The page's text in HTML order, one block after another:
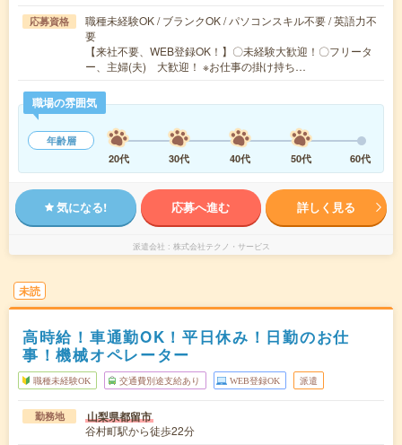
応募資格
職種未経験OK / ブランクOK / パソコンスキル不要 / 英語力不
要
【来社不要、WEB登録OK！】〇未経験大歓迎！〇フリータ
ー、主婦(夫) 大歓迎！ ※お仕事の掛け持ち…
職場の雰囲気
年齢層
20代
30代 40代 50代 60代
気になる! 応募へ進む 詳しく見る
派遣会社 株式会社テクノ・サービス
未読
高時給！車通勤OK！平日休み！日勤のお仕
事！機械オペレーター
職種未経験OK 交通費別途支給あり WEB登録OK 派遣
勤務地 山梨県都留市
谷村町駅から徒歩22分